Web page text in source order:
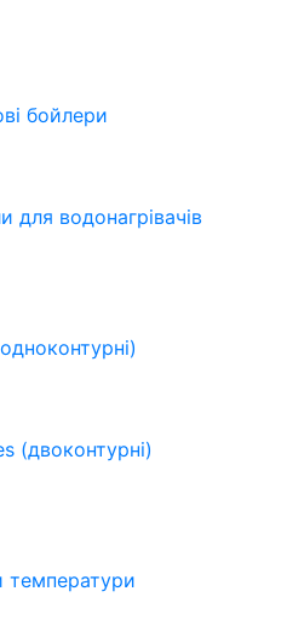
бойлери
для водонагрівачів
(двоконтурні)
температури